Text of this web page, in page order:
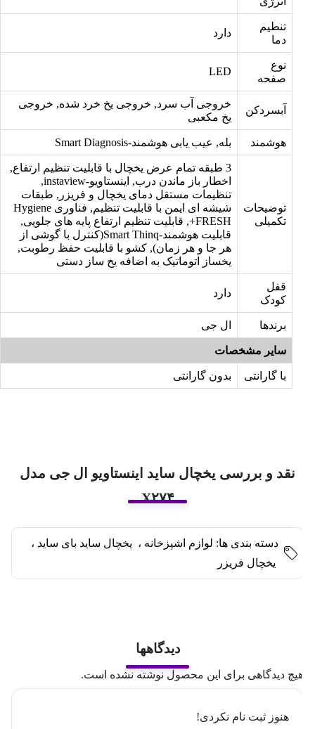
تنطیم
دما
دارد
نوع
صفحه
LED
آبسردکن
خروجی آب سرد, خروجی یخ خرد شده, خروجی
یخ مکعبی
هوشمند بله, عیب یابی هوشمند-Smart Diagnosis
توضیحات
تکمیلی
3 طبقه تمام عرض یخچال با قابلیت تنظیم ارتفاع,
اخطار باز ماندن درب, اینستاویو-instaview,
تنظیمات مستقل دمای یخچال و فریزر, طبقات
شیشه ای ایمن با قابلیت تنظیم, فناوری Hygiene
FRESH+, قابلیت تنظیم ارتفاع پایه های جلویی,
قابلیت هوشمند-Smart Thinq(کنترل با گوشی از
هر جا و هر زمان), کشو با قابلیت حفظ رطوبت,
یخساز اتوماتیک به اضافه یخ ساز دستی
قفل
کودک
دارد
برندها ال جی
سایر مشخصات
با گارانتی بدون گارانتی
نقد و بررسی یخچال ساید اینستاویو ال جی مدل
X۲۷۴
دسته بندی ها: لوازم اشپزخانه ، یخچال ساید بای ساید ،
یخچال فریزر
دیدگاهها
دیدگاهی برای این محصول نوشته نشده است.
هنوز ثبت نام نکردی!